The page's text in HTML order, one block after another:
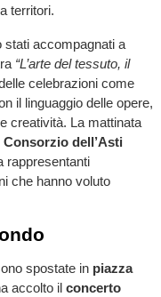
territori.
stati accompagnati a
“L’arte del tessuto, il
celebrazioni come
il linguaggio delle opere,
creatività. La mattinata
Consorzio dell’Asti
rappresentanti
che hanno voluto
spostate in piazza
accolto il concerto